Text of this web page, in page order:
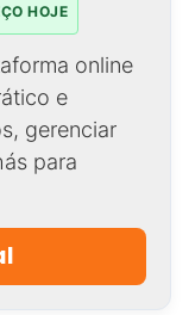
HOJE
online
e
gerenciar
para